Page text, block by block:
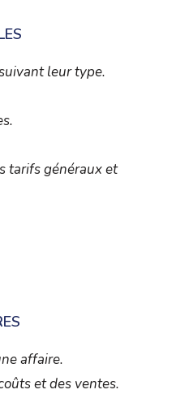
leur type.
tarifs généraux et
affaire.
et des ventes.